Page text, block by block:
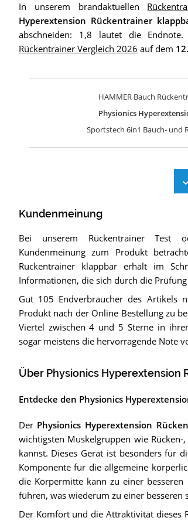
In unserem brandaktuellen
Hyperextension Rückentrainer
abschneiden: 1,8 lautet die
Rückentrainer Vergleich 2026 auf dem
HAMMER Bauch
Physionics
Sportstech 6in1 Bauch- und
Kundenmeinung
Bei unserem RückentrainerTest
Kundenmeinung zum Produkt
Rückentrainer klappbarerhält im
Informationen, die sich durch die
Gut 105 Endverbraucher des Artikels
Produkt nach der Online Bestellung zu
Viertel zwischen 4 und 5 Sterne in
sogar meistens die hervorragende Note
Über Physionics Hyperextension
Entdecke den Physionics
Der Physionics Hyperextension
wichtigsten Muskelgruppen wie
kannst. Dieses Gerät ist besonders für
Komponente für die allgemeine
die Körpermitte kann zu einer
führen, was wiederum zu einer
Der Komfort und die Attraktivität dieses